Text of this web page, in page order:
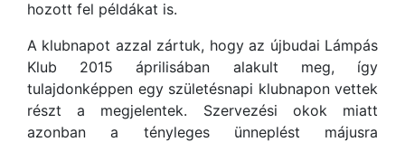
hozott fel példákat is.
A klubnapot azzal zártuk, hogy az újbudai Lámpás
Klub 2015 áprilisában alakult meg, így
tulajdonképpen egy születésnapi klubnapon vettek
részt a megjelentek. Szervezési okok miatt
azonban a tényleges ünneplést májusra